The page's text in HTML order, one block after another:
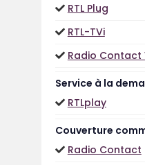
RTL Plug
RTL-TVi
Radio Contact
Service à la
RTLplay
Couverture
Radio Contact